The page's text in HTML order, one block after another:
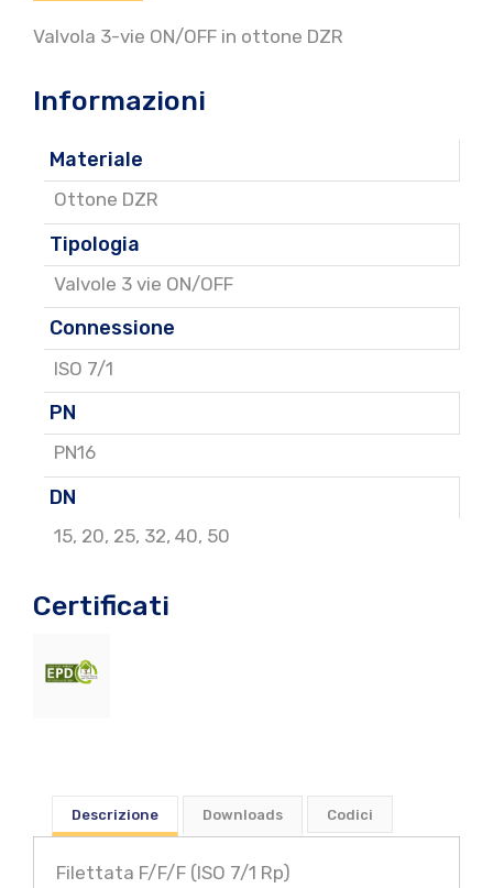
Valvola 3-vie ON/OFF in ottone DZR
Informazioni
Materiale
Ottone DZR
Tipologia
Valvole 3 vie ON/OFF
Connessione
ISO 7/1
PN
PN16
DN
15, 20, 25, 32, 40, 50
Certificati
Descrizione Downloads Codici
Filettata F/F/F (ISO 7/1 Rp)